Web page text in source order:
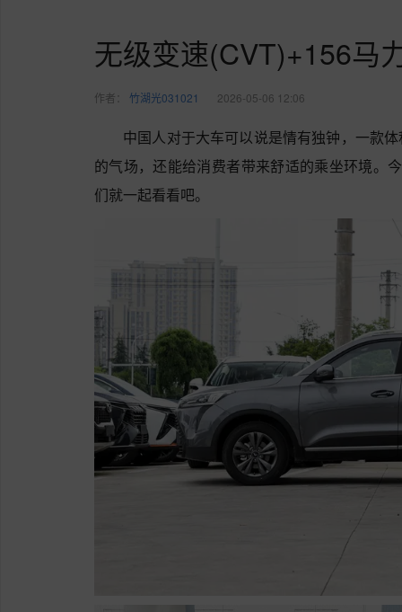
无级变速(CVT)+156马
作者： 竹湖光031021 2026-05-06 12:06
中国人对于大车可以说是情有独钟，一款
的气场，还能给消费者带来舒适的乘坐环境。
们就一起看看吧。